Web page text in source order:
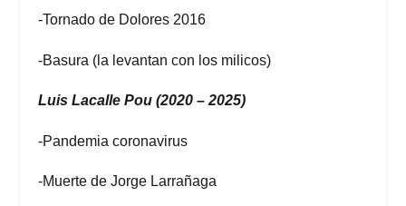
-Tornado de Dolores 2016
-Basura (la levantan con los milicos)
Luis Lacalle Pou (2020 – 2025)
-Pandemia coronavirus
-Muerte de Jorge Larrañaga